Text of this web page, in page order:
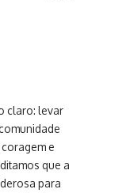
claro: levar
coragem e
que a
para